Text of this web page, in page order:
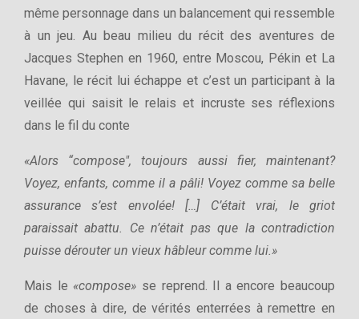
même personnage dans un balancement qui ressemble
à un jeu. Au beau milieu du récit des aventures de
Jacques Stephen en 1960, entre Moscou, Pékin et La
Havane, le récit lui échappe et c’est un participant à la
veillée qui saisit le relais et incruste ses réflexions
dans le fil du conte
«Alors “compose", toujours aussi fier, maintenant?
Voyez, enfants, comme il a pâli! Voyez comme sa belle
assurance s’est envolée! […] C’était vrai, le griot
paraissait abattu. Ce n’était pas que la contradiction
puisse dérouter un vieux hâbleur comme lui.»
Mais le «compose» se reprend. Il a encore beaucoup
de choses à dire, de vérités enterrées à remettre en